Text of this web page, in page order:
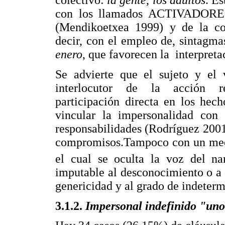
con los llamados
(Mendikoetxea 1999) y de la
decir, con el empleo de,
enero, que favorecen la
Se advierte que el sujeto y el
interlocutor de la acción
participación directa en los
vincular la impersonalidad
responsabilidades (Rodríguez
compromisos.Tampoco con un
el cual se oculta la voz del
imputable al desconocimiento o
genericidad y al grado de
3.1.2. Impersonal indefinido